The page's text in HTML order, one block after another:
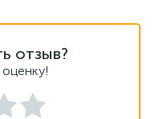
отзыв?